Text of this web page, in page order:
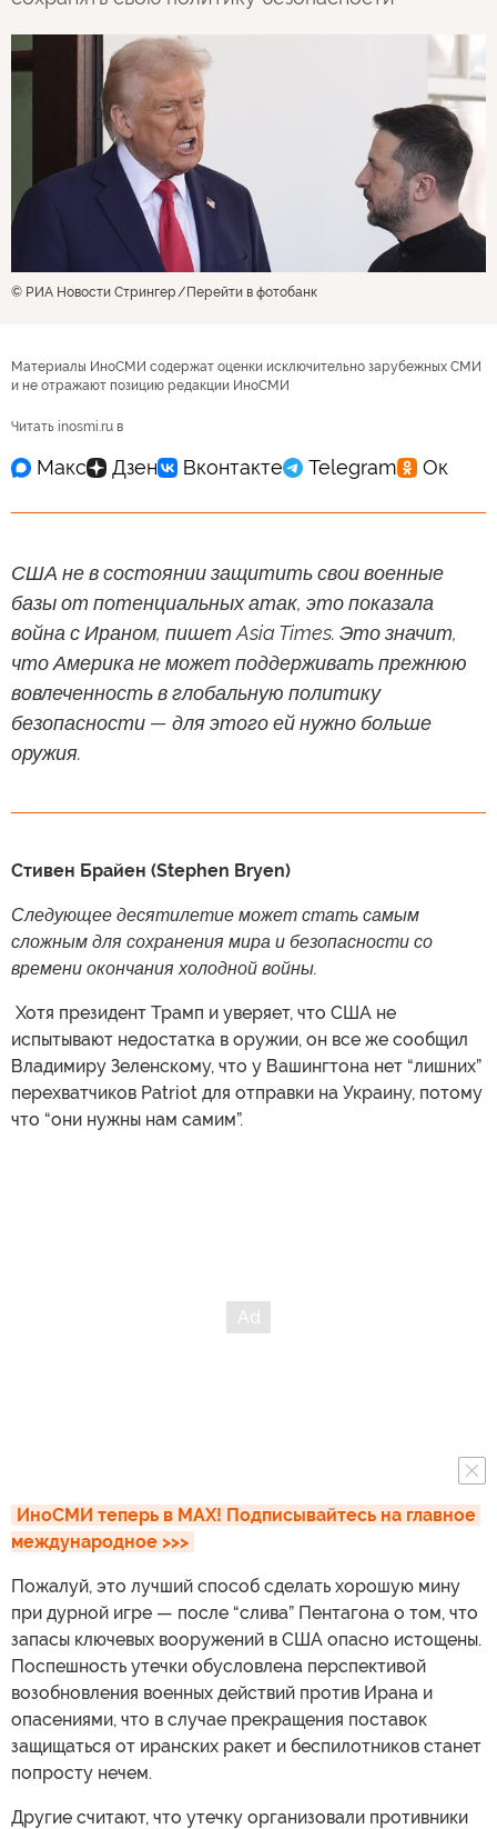
© РИА Новости Стрингер Перейти в фотобанк
Материалы ИноСМИ содержат оценки исключительно зарубежных СМИ
и не отражают позицию редакции ИноСМИ
Читать inosmi.ru в
США не в состоянии защитить свои военные
базы от потенциальных атак, это показала
война с Ираном, пишет Asia Times. Это значит,
что Америка не может поддерживать прежнюю
вовлеченность в глобальную политику
безопасности — для этого ей нужно больше
оружия.
Стивен Брайен (Stephen Bryen)
Следующее десятилетие может стать самым
сложным для сохранения мира и безопасности со
времени окончания холодной войны.
​ Хотя президент Трамп и уверяет, что США не
испытывают недостатка в оружии, он все же сообщил
Владимиру Зеленскому, что у Вашингтона нет “лишних”
перехватчиков Patriot для отправки на Украину, потому
что “они нужны нам самим”.
ИноСМИ теперь в MAX! Подписывайтесь на главное
международное >>>
Пожалуй, это лучший способ сделать хорошую мину
при дурной игре — после “слива” Пентагона о том, что
запасы ключевых вооружений в США опасно истощены.
Поспешность утечки обусловлена перспективой
возобновления военных действий против Ирана и
опасениями, что в случае прекращения поставок
защищаться от иранских ракет и беспилотников станет
попросту нечем.
Другие считают, что утечку организовали противники